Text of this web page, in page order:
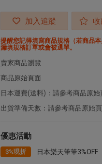
加入追蹤
提醒您記得填寫商品規格（若商品
漏填規格訂單或會被退單。
賣家商品瀏覽
商品原始頁面
日本運費(送料)：請參考商品原
出貨準備天數：請參考商品原始
優惠活動
3%現折 日本樂天筆筆3%OFF